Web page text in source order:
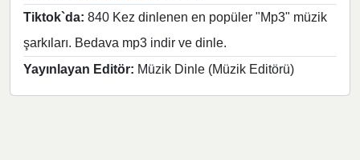
Tiktok`da: 840 Kez dinlenen en popüler "Mp3" müzik
şarkıları. Bedava mp3 indir ve dinle.
Yayınlayan Editör: Müzik Dinle (Müzik Editörü)